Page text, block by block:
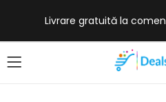
Livrare gratuită la